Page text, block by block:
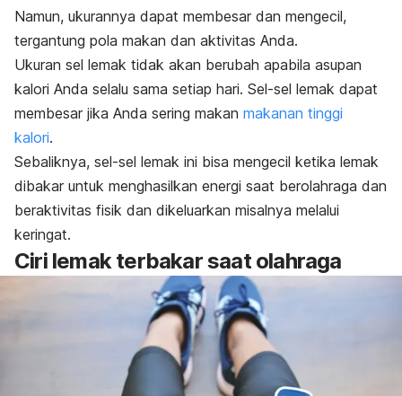
Namun, ukurannya dapat membesar dan mengecil,
tergantung pola makan dan aktivitas Anda.
Ukuran sel lemak tidak akan berubah apabila asupan
kalori Anda selalu sama setiap hari. Sel-sel lemak dapat
membesar jika Anda sering makan makanan tinggi
kalori.
Sebaliknya, sel-sel lemak ini bisa mengecil ketika lemak
dibakar untuk menghasilkan energi saat berolahraga dan
beraktivitas fisik dan dikeluarkan misalnya melalui
keringat.
Ciri lemak terbakar saat olahraga